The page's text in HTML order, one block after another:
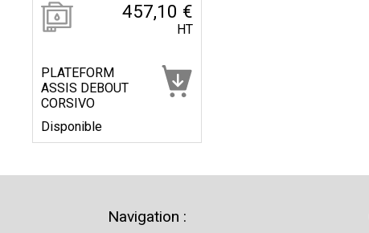
457,10 €
HT
PLATEFORM
ASSIS DEBOUT
CORSIVO
Disponible
Navigation :